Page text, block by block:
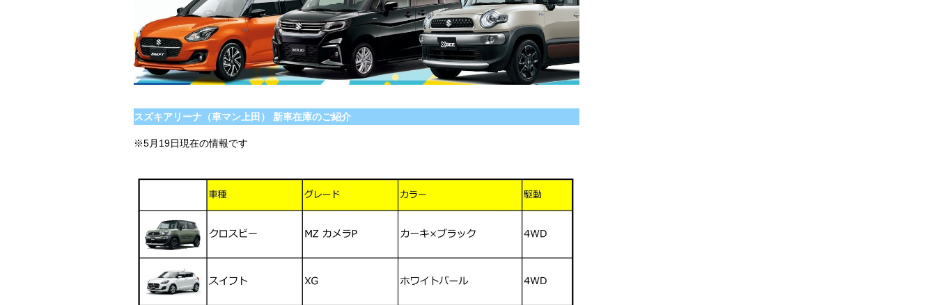
スズキアリーナ（車マン上田） 新車在庫のご紹介
※5月19日現在の情報です